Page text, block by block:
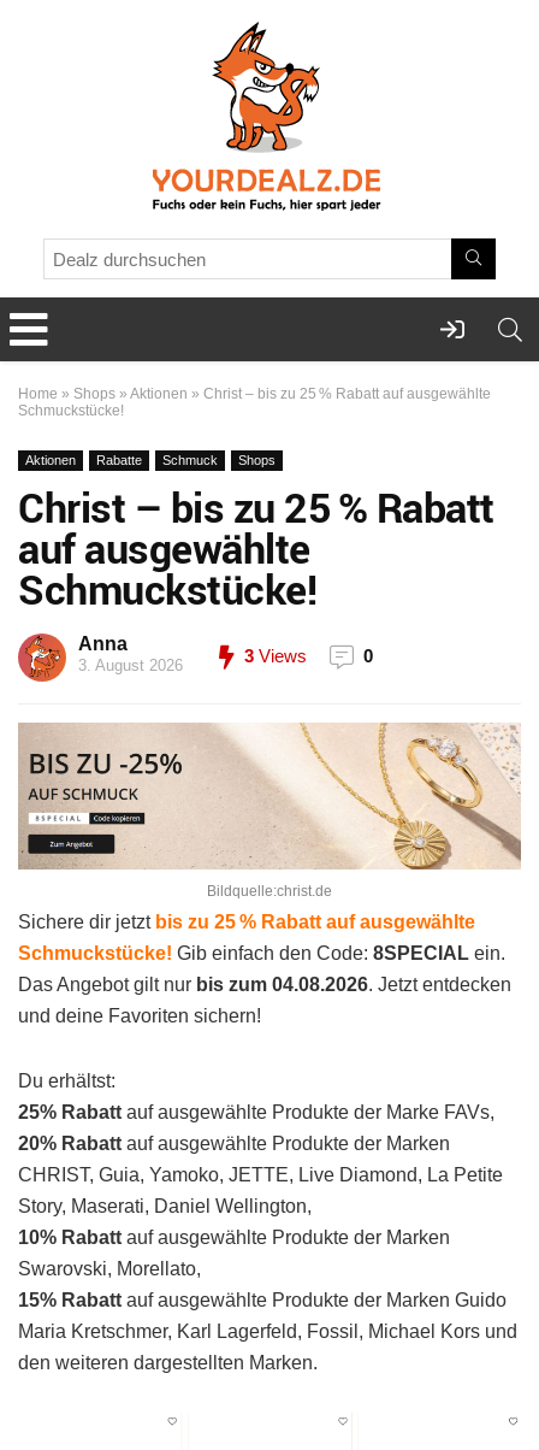
Home » Shops » Aktionen » Christ – bis zu 25 % Rabatt auf ausgewählte
Schmuckstücke!
Aktionen Rabatte Schmuck Shops
Christ – bis zu 25 % Rabatt
auf ausgewählte
Schmuckstücke!
Anna
3. August 2026 3 Views 0
Bildquelle:christ.de
Sichere dir jetzt bis zu 25 % Rabatt auf ausgewählte
Schmuckstücke! Gib einfach den Code: 8SPECIAL ein.
Das Angebot gilt nur bis zum 04.08.2026. Jetzt entdecken
und deine Favoriten sichern!
Du erhältst:
25% Rabatt auf ausgewählte Produkte der Marke FAVs,
20% Rabatt auf ausgewählte Produkte der Marken
CHRIST, Guia, Yamoko, JETTE, Live Diamond, La Petite
Story, Maserati, Daniel Wellington,
10% Rabatt auf ausgewählte Produkte der Marken
Swarovski, Morellato,
15% Rabatt auf ausgewählte Produkte der Marken Guido
Maria Kretschmer, Karl Lagerfeld, Fossil, Michael Kors und
den weiteren dargestellten Marken.